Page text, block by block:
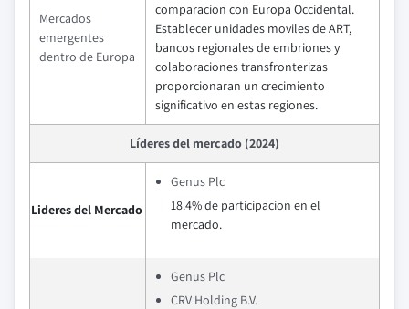
Mercados
emergentes
dentro de Europa
comparacion con Europa Occidental.
Establecer unidades moviles de ART,
bancos regionales de embriones y
colaboraciones transfronterizas
proporcionaran un crecimiento
significativo en estas regiones.
Líderes del mercado (2024)
Lideres del Mercado
Genus Plc
18.4% de participacion en el
mercado.
Genus Plc
CRV Holding B.V.